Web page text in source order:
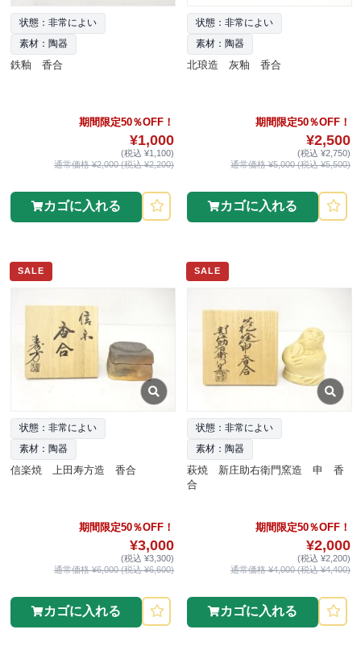
状態：非常によい
素材：陶器
鉄釉 香合
期間限定50％OFF！
¥1,000
(税込 ¥1,100)
通常価格 ¥2,000 (税込 ¥2,200)
カゴに入れる
状態：非常によい
素材：陶器
北琅造 灰釉 香合
期間限定50％OFF！
¥2,500
(税込 ¥2,750)
通常価格 ¥5,000 (税込 ¥5,500)
カゴに入れる
SALE
状態：非常によい
素材：陶器
信楽焼 上田寿方造 香合
期間限定50％OFF！
¥3,000
(税込 ¥3,300)
通常価格 ¥6,000 (税込 ¥6,600)
カゴに入れる
SALE
状態：非常によい
素材：陶器
萩焼 新庄助右衛門窯造 申 香
合
期間限定50％OFF！
¥2,000
(税込 ¥2,200)
通常価格 ¥4,000 (税込 ¥4,400)
カゴに入れる